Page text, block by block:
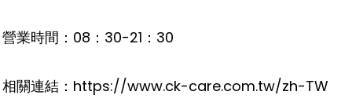
業時間：08：30-21：30
相關連結：https://www.ck-care.com.tw/zh-TW